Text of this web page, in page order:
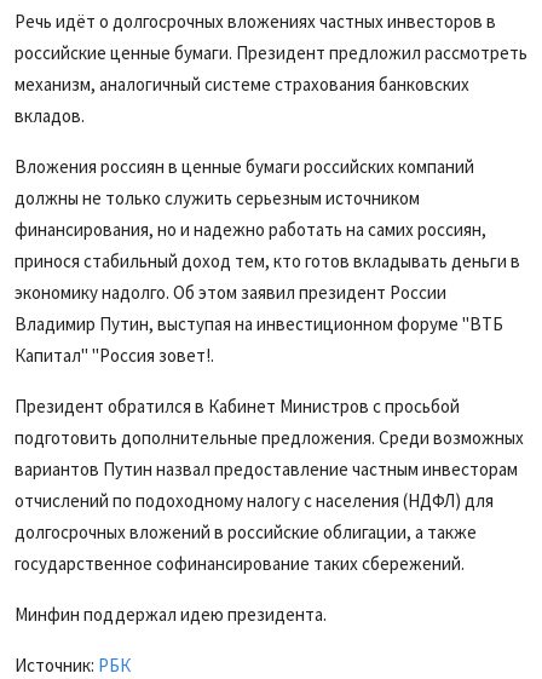
Речь идёт о долгосрочных вложениях частных инвесторов в
российские ценные бумаги. Президент предложил рассмотреть
механизм, аналогичный системе страхования банковских
вкладов.
Вложения россиян в ценные бумаги российских компаний
должны не только служить серьезным источником
финансирования, но и надежно работать на самих россиян,
принося стабильный доход тем, кто готов вкладывать деньги в
экономику надолго. Об этом заявил президент России
Владимир Путин, выступая на инвестиционном форуме "ВТБ
Капитал" "Россия зовет!.
Президент обратился в Кабинет Министров с просьбой
подготовить дополнительные предложения. Среди возможных
вариантов Путин назвал предоставление частным инвесторам
отчислений по подоходному налогу с населения (НДФЛ) для
долгосрочных вложений в российские облигации, а также
государственное софинансирование таких сбережений.
Минфин поддержал идею президента.
Источник: РБК